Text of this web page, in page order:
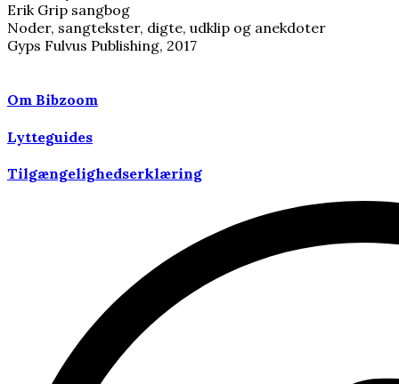
Erik Grip sangbog
Noder, sangtekster, digte, udklip og anekdoter
Gyps Fulvus Publishing, 2017
Om Bibzoom
Lytteguides
Tilgængelighedserklæring